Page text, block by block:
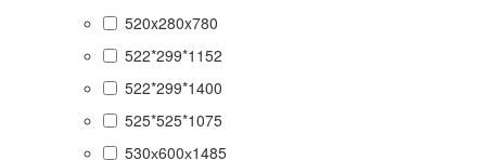
520x280x780
522*299*1152
522*299*1400
525*525*1075
530х600х1485